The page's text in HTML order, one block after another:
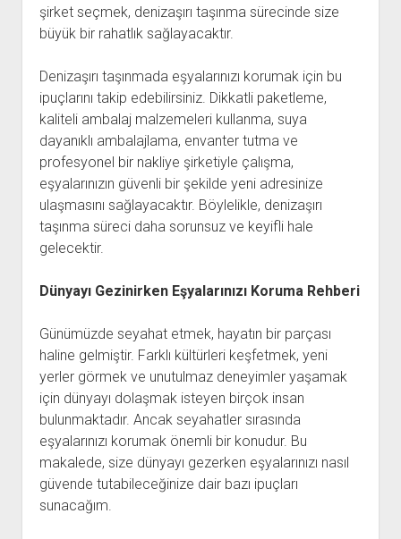
şirket seçmek, denizaşırı taşınma sürecinde size
büyük bir rahatlık sağlayacaktır.
Denizaşırı taşınmada eşyalarınızı korumak için bu
ipuçlarını takip edebilirsiniz. Dikkatli paketleme,
kaliteli ambalaj malzemeleri kullanma, suya
dayanıklı ambalajlama, envanter tutma ve
profesyonel bir nakliye şirketiyle çalışma,
eşyalarınızın güvenli bir şekilde yeni adresinize
ulaşmasını sağlayacaktır. Böylelikle, denizaşırı
taşınma süreci daha sorunsuz ve keyifli hale
gelecektir.
Dünyayı Gezinirken Eşyalarınızı Koruma Rehberi
Günümüzde seyahat etmek, hayatın bir parçası
haline gelmiştir. Farklı kültürleri keşfetmek, yeni
yerler görmek ve unutulmaz deneyimler yaşamak
için dünyayı dolaşmak isteyen birçok insan
bulunmaktadır. Ancak seyahatler sırasında
eşyalarınızı korumak önemli bir konudur. Bu
makalede, size dünyayı gezerken eşyalarınızı nasıl
güvende tutabileceğinize dair bazı ipuçları
sunacağım.